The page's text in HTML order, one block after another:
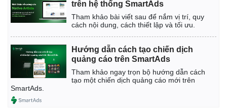
Hồ sơ
E-Magazine
Infographic
trên hệ thống SmartAds
Tham khảo bài viết sau để nắm vị trí, quy
cách nội dung, cách thiết lập và tối ưu.
Hướng dẫn cách tạo chiến dịch
quảng cáo trên SmartAds
Tham khảo ngay trọn bộ hướng dẫn cách
tạo một chiến dịch quảng cáo mới trên
SmartAds.